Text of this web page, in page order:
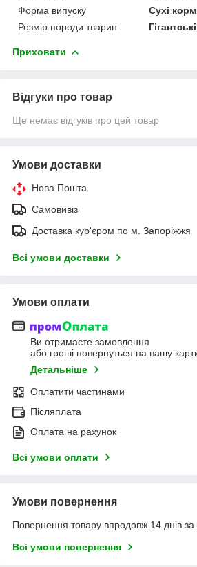
Форма випуску
Сухі
Розмір породи тварин
Приховати
Відгуки про товар
Ще немає відгуків про цей товар
Умови доставки
Нова Пошта
Самовивіз
Доставка кур'єром по м. Запоріжжя
Всі умови доставки
Умови оплати
Ви отримаєте замовлення
або гроші повернуться на вашу
Детальніше
Оплатити частинами
Післяплата
Оплата на рахунок
Всі умови оплати
Умови повернення
Повернення товару впродовж 14 днів
Всі умови повернення